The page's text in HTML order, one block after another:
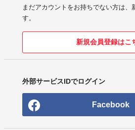
まだアカウントをお持ちでない方は、
す。
新規会員登録はこ
外部サービスIDでログイン
Facebook